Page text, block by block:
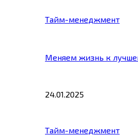
Тайм-менеджмент
Меняем жизнь к
24.01.2025
Тайм-менеджмент